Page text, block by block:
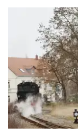
Gw, GGw |
O, OO |
Rf4, Rf6 |
S, S4, SS |
Klein-, Feld-
Feldbahn
~ Sonstige